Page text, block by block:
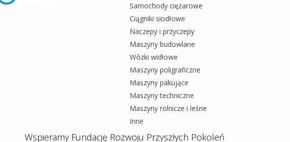
Samochody ciężarowe
Ciągniki siodłowe
Naczepy i przyczepy
Maszyny budowlane
Wózki widłowe
Maszyny poligraficzne
Maszyny pakujące
Maszyny techniczne
Maszyny rolnicze i leśne
Inne
Wspieramy Fundację Rozwoju Przyszłych Pokoleń